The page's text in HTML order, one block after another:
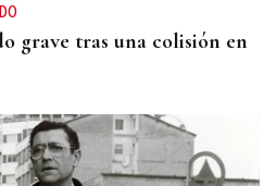
grave tras una colisión en